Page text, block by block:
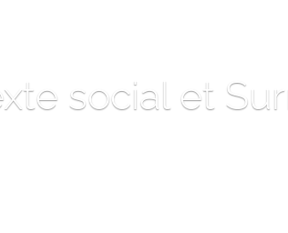
social et